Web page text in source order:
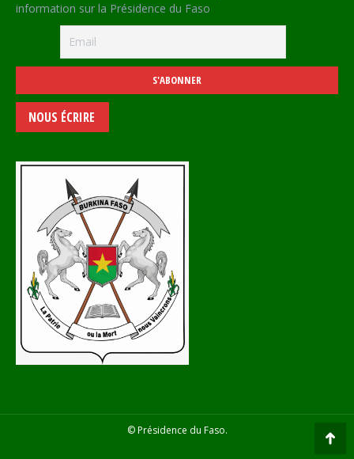
information sur la Présidence du Faso
NOUS ÉCRIRE
© Présidence du Faso.
Go